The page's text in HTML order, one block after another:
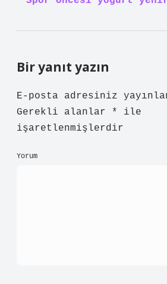
Bir yanıt yazın
E-posta adresiniz
Gerekli alanlar
*
ile
işaretlenmişlerdir
Yorum